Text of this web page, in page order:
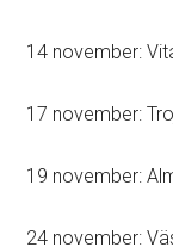
14 november:
17 november:
19 november:
24 november: